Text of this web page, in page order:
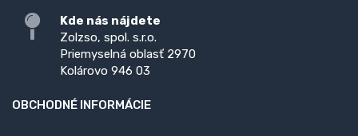
Kde nás nájdete
Zolzso, spol. s.r.o.
Priemyselná oblasť 2970
Kolárovo 946 03
OBCHODNÉ INFORMÁCIE